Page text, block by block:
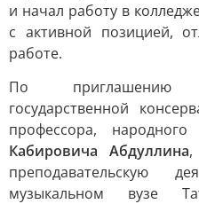
и начал работу в
с активной позицией,
работе.
По приглашению
государственной
профессора,
Кабировича Абдуллина,
преподавательскую
музыкальном вузе